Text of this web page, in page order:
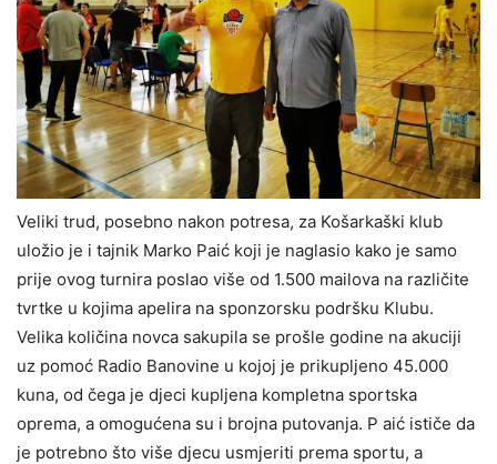
Veliki trud, posebno nakon potresa, za Košarkaški klub
uložio je i tajnik Marko Paić koji je naglasio kako je samo
prije ovog turnira poslao više od 1.500 mailova na različite
tvrtke u kojima apelira na sponzorsku podršku Klubu.
Velika količina novca sakupila se prošle godine na akuciji
uz pomoć Radio Banovine u kojoj je prikupljeno 45.000
kuna, od čega je djeci kupljena kompletna sportska
oprema, a omogućena su i brojna putovanja. P aić ističe da
je potrebno što više djecu usmjeriti prema sportu, a